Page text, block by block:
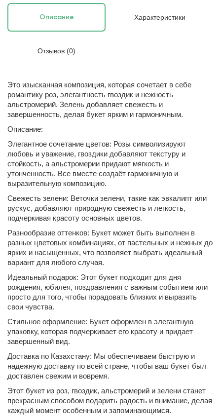
Описание Характеристики
Отзывов (0)
Это изысканная композиция, которая сочетает в себе
романтику роз, элегантность гвоздик и нежность
альстромерий. Зелень добавляет свежесть и
завершенность, делая букет ярким и гармоничным.
Описание:
Элегантное сочетание цветов: Розы символизируют
любовь и уважение, гвоздики добавляют текстуру и
стойкость, а альстромерии придают мягкость и
утонченность. Все вместе создаёт гармоничную и
выразительную композицию.
Свежесть зелени: Веточки зелени, такие как эвкалипт или
рускус, добавляют природную свежесть и легкость,
подчеркивая красоту основных цветов.
Разнообразие оттенков: Букет может быть выполнен в
разных цветовых комбинациях, от пастельных и нежных до
ярких и насыщенных, что позволяет выбрать идеальный
вариант для любого случая.
Идеальный подарок: Этот букет подходит для дня
рождения, юбилея, поздравления с важным событием или
просто для того, чтобы порадовать близких и выразить
свои чувства.
Стильное оформление: Букет оформлен в элегантную
упаковку, которая подчеркивает его красоту и придает
завершенный вид.
Доставка по Казахстану: Мы обеспечиваем быструю и
надежную доставку по всей стране, чтобы ваш букет был
доставлен свежим и вовремя.
Этот букет из роз, гвоздик, альстромерий и зелени станет
прекрасным способом подарить радость и внимание, делая
каждый момент особенным и запоминающимся.